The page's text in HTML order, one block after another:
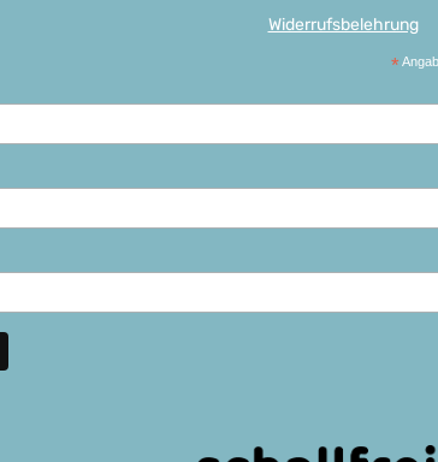
*
Widerrufsbelehrung